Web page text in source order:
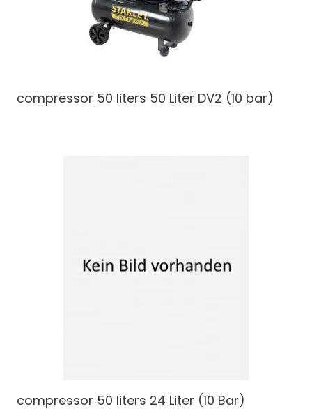
compressor 50 liters 50 Liter DV2 (10 bar)
compressor 50 liters 24 Liter (10 Bar)